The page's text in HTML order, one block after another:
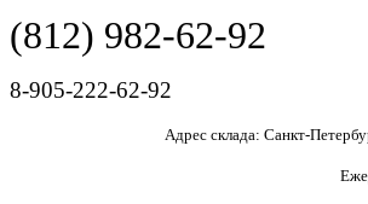
(812) 982-62-92
8-905-222-62-92
Адрес склада: Санкт-